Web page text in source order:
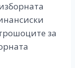
за